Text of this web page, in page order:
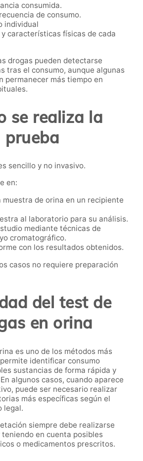
consumida.
de consumo.
individual
características físicas de cada
drogas pueden detectarse
tras el consumo, aunque algunas
permanecer más tiempo en
se realiza la
prueba
sencillo y no invasivo.
en:
muestra de orina en un recipiente
al laboratorio para su análisis.
mediante técnicas de
cromatográfico.
con los resultados obtenidos.
casos no requiere preparación
del test de
en orina
es uno de los métodos más
identificar consumo
sustancias de forma rápida y
algunos casos, cuando aparece
puede ser necesario realizar
más específicas según el
legal.
siempre debe realizarse
en cuenta posibles
o medicamentos prescritos.